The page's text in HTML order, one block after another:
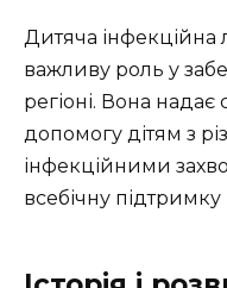
Дитяча інфекційна
важливу роль у
регіоні. Вона
допомогу дітям з
інфекційними
всебічну підтримку